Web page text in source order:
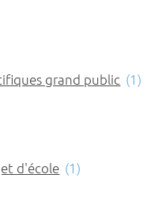
grand public (1)
d'école (1)